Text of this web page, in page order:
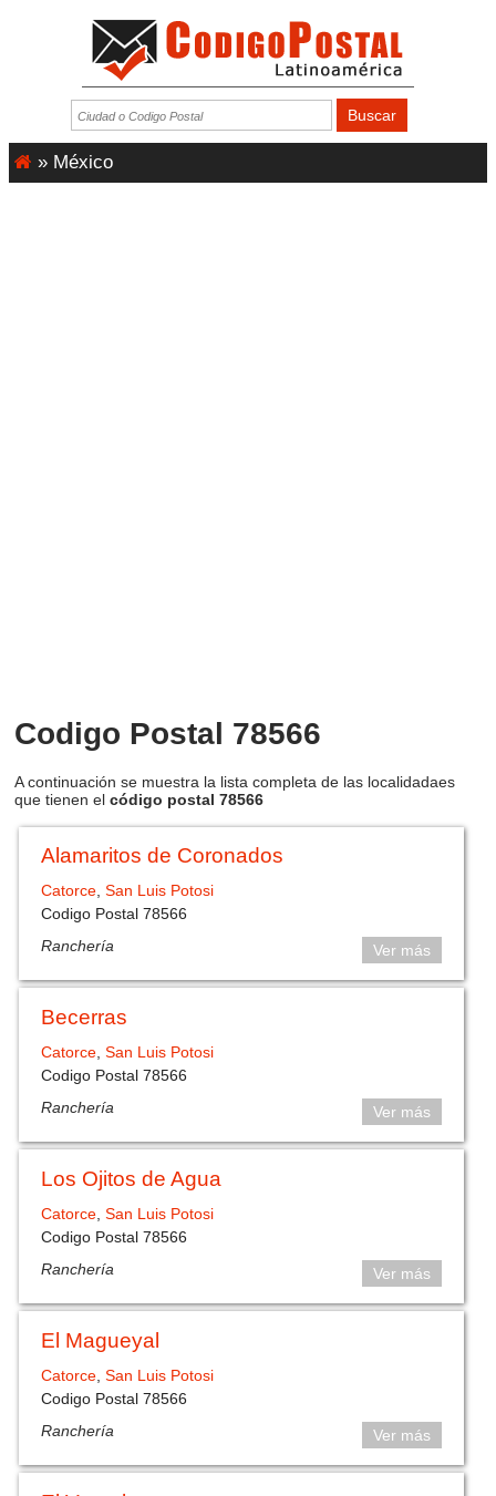
» México
Codigo Postal 78566
A continuación se muestra la lista completa de las localidadaes
que tienen el código postal 78566
Alamaritos de Coronados
Catorce,San Luis Potosi
Codigo Postal 78566
Ranchería
Ver más
Becerras
Catorce,San Luis Potosi
Codigo Postal 78566
Ranchería
Ver más
Los Ojitos de Agua
Catorce,San Luis Potosi
Codigo Postal 78566
Ranchería
Ver más
El Magueyal
Catorce ,San Luis Potosi
Codigo Postal 78566
Ranchería
Ver más